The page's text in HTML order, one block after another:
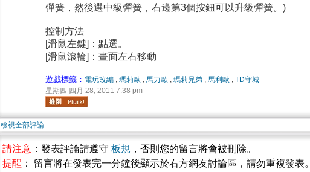
彈簧，然後選中級彈簧，右邊第3個按鈕可以升級彈簧。)
控制方法
[滑鼠左鍵]：點選。
[滑鼠滾輪]：畫面左右移動
遊戲標籤： 電玩改編, 瑪莉歐 , 馬力歐 , 瑪莉兄弟, 馬利歐 , TD守城
星期四 四月 28, 2011 7:38 pm
檢視全部評論
請注意 ：發表評論請遵守 板規 ，否則您的留言將會被刪除。
提醒 ： 留言將在發表完一分鐘後顯示於右方網友討論區，請勿重複發表。